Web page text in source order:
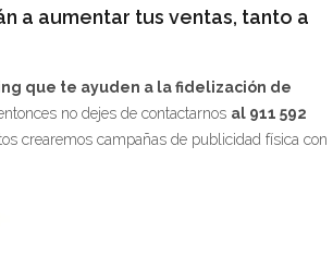
a aumentar tus ventas, tanto a
que te ayuden a la fidelización de
entonces no dejes de contactarnos al 911 592
crearemos campañas de publicidad física con